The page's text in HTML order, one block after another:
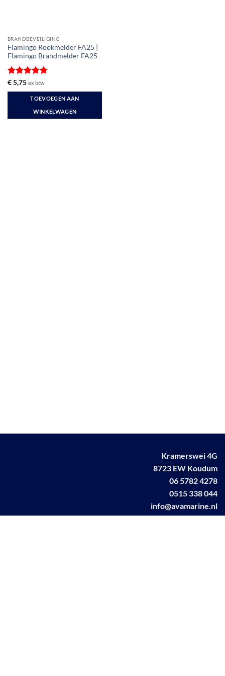
BRANDBEVEILIGING
Flamingo Rookmelder FA25 |
Flamingo Brandmelder FA25
Gewaardeerd
5uit 5
€5,75 ex btw
TOEVOEGEN AAN
WINKELWAGEN
Kramerswei 4G
8723 EW Koudum
06 5782 4278
0515 338 044
info@avamarine.nl